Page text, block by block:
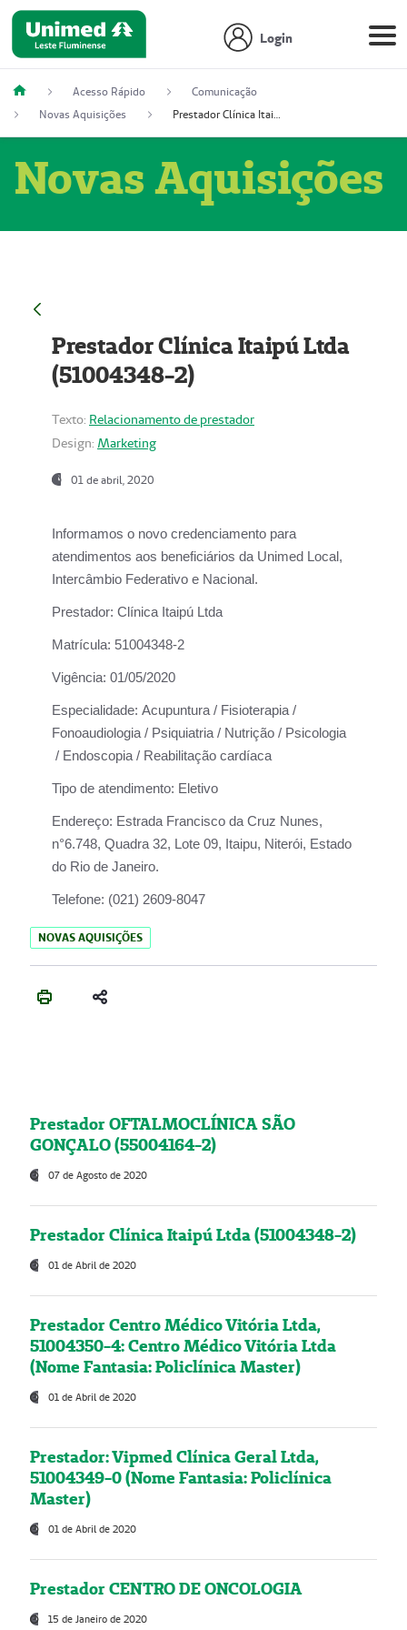
Login
Acesso Rápido
Comunicação
Novas Aquisições
Prestador Clínica Itaipú Ltda (51004348-2)
Novas Aquisições
Prestador Clínica Itaipú Ltda
(51004348-2)
Texto: Relacionamento de prestador
Design: Marketing
01 de abril, 2020
Informamos o novo credenciamento para
atendimentos aos beneficiários da Unimed Local,
Intercâmbio Federativo e Nacional.
Prestador: Clínica Itaipú Ltda
Matrícula: 51004348-2
Vigência: 01/05/2020
Especialidade: Acupuntura / Fisioterapia /
Fonoaudiologia / Psiquiatria / Nutrição / Psicologia
/ Endoscopia / Reabilitação cardíaca
Tipo de atendimento: Eletivo
Endereço: Estrada Francisco da Cruz Nunes,
n°6.748, Quadra 32, Lote 09, Itaipu, Niterói, Estado
do Rio de Janeiro.
Telefone: (021) 2609-8047
NOVAS AQUISIÇÕES
Prestador OFTALMOCLÍNICA SÃO
GONÇALO (55004164-2)
07 de Agosto de 2020
Prestador Clínica Itaipú Ltda (51004348-2)
01 de Abril de 2020
Prestador Centro Médico Vitória Ltda,
51004350-4: Centro Médico Vitória Ltda
(Nome Fantasia: Policlínica Master)
01 de Abril de 2020
Prestador: Vipmed Clínica Geral Ltda,
51004349-0 (Nome Fantasia: Policlínica
Master)
01 de Abril de 2020
Prestador CENTRO DE ONCOLOGIA
15 de Janeiro de 2020